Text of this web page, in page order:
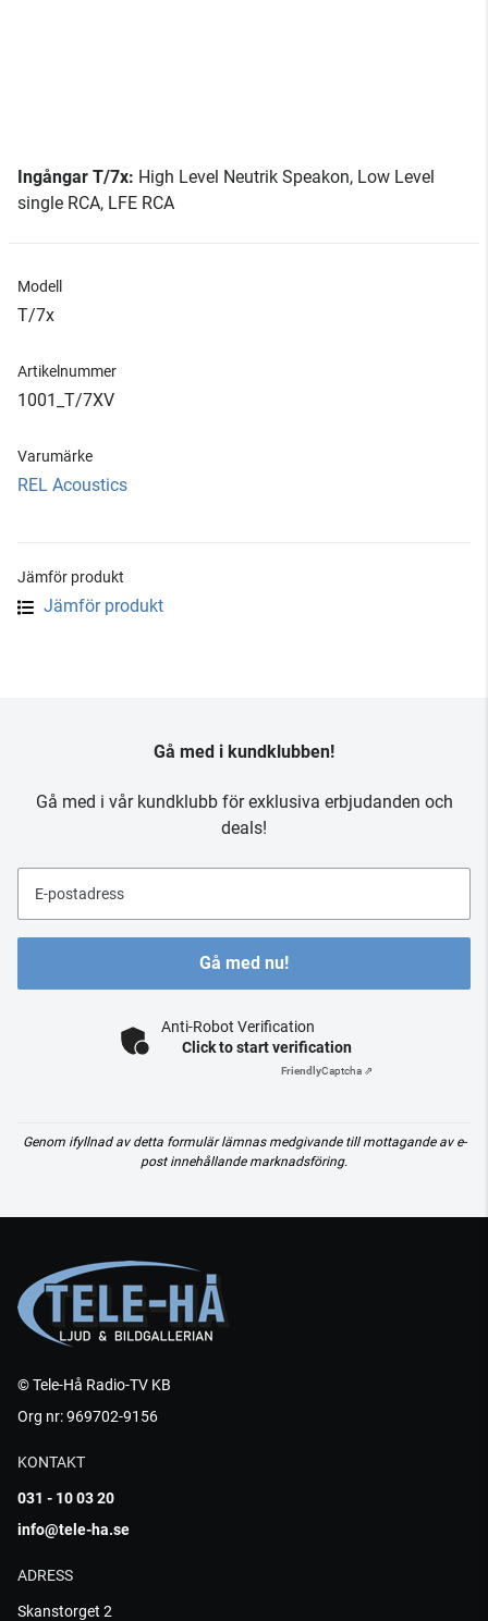
Ingångar T/7x: High Level Neutrik Speakon, Low Level
single RCA, LFE RCA
Modell
T/7x
Artikelnummer
1001_T/7XV
Varumärke
REL Acoustics
Jämför produkt
Jämför produkt
Gå med i kundklubben!
Gå med i vår kundklubb för exklusiva erbjudanden och
deals!
E-postadress
Gå med nu!
Anti-Robot Verification
Click to start verification
FriendlyCaptcha ⇗
Genom ifyllnad av detta formulär lämnas medgivande till mottagande av e-
post innehållande marknadsföring.
© Tele-Hå Radio-TV KB
Org nr: 969702-9156
KONTAKT
031 - 10 03 20
info@tele-ha.se
ADRESS
Skanstorget 2